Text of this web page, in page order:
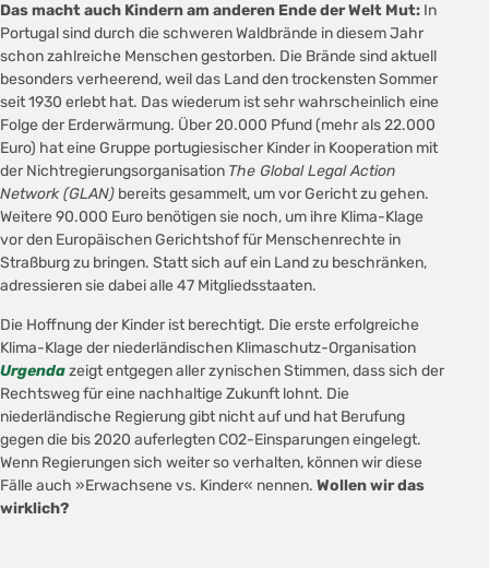
Das macht auch Kindern am anderen Ende der Welt Mut: In
Portugal sind durch die schweren Waldbrände in diesem Jahr
schon zahlreiche Menschen gestorben. Die Brände sind aktuell
besonders verheerend, weil das Land den trockensten Sommer
seit 1930 erlebt hat. Das wiederum ist sehr wahrscheinlich eine
Folge der Erderwärmung. Über 20.000 Pfund (mehr als 22.000
Euro) hat eine Gruppe portugiesischer Kinder in Kooperation mit
der Nichtregierungsorganisation The Global Legal Action
Network (GLAN) bereits gesammelt, um vor Gericht zu gehen.
Weitere 90.000 Euro benötigen sie noch, um ihre Klima-Klage
vor den Europäischen Gerichtshof für Menschenrechte in
Straßburg zu bringen. Statt sich auf ein Land zu beschränken,
adressieren sie dabei alle 47 Mitgliedsstaaten.
Die Hoffnung der Kinder ist berechtigt. Die erste erfolgreiche
Klima-Klage der niederländischen Klimaschutz-Organisation
Urgendazeigt entgegen aller zynischen Stimmen, dass sich der
Rechtsweg für eine nachhaltige Zukunft lohnt. Die
niederländische Regierung gibt nicht auf und hat Berufung
gegen die bis 2020 auferlegten CO2-Einsparungen eingelegt.
Wenn Regierungen sich weiter so verhalten, können wir diese
Fälle auch »Erwachsene vs. Kinder« nennen. Wollen wir das
wirklich?